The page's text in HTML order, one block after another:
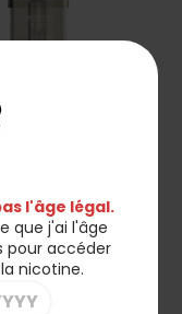
Nevox Feelin
de stock
l'âge légal.
que j'ai l'âge
pour accéder
nicotine.